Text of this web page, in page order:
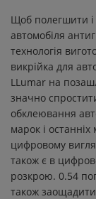
Щоб полегшити
автомобіля
технологія
викрійка для
LLumar на
значно
обклеювання
марок і останніх
цифровому
також є в
розкрою. 0.54
також